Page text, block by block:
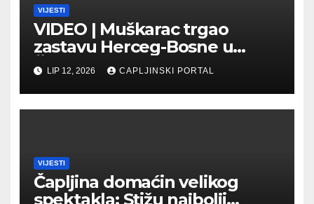
VIJESTI
VIDEO | Muškarac trgao
zastavu Herceg-Bosne u
Čapljini: Traži se hitno
uhićenje
LIP 12, 2026 CAPLJINSKI PORTAL
VIJESTI
Čapljina domaćin velikog
spektakla: Stižu najbolji